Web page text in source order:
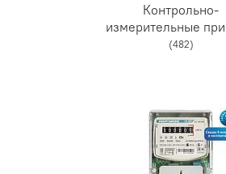
Контрольно-
измерительные
(482)